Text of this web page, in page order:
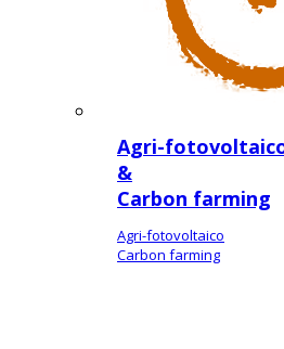
Agri-
&
Carbon farming
Agri-fotovoltaico
Carbon farming